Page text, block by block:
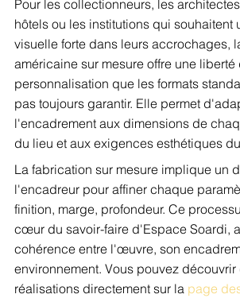
Pour les collectionneurs, les
hôtels ou les institutions qui souhaitent
visuelle forte dans leurs accrochages,
américaine sur mesure offre une liberté
personnalisation que les formats
pas toujours garantir. Elle permet
l'encadrement aux dimensions de
du lieu et aux exigences esthétiques
La fabrication sur mesure implique un
l'encadreur pour affiner chaque
finition, marge, profondeur. Ce
cœur du savoir-faire d'Espace Soardi,
cohérence entre l'œuvre, son
environnement. Vous pouvez
réalisations directement sur la page